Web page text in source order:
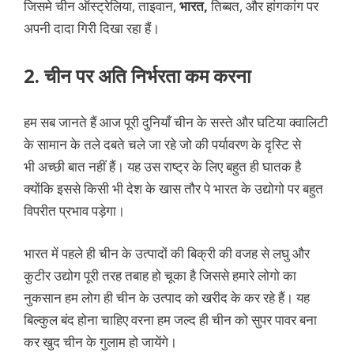
जिसमे चीन ऑस्ट्रेलिया, ताइवान, भारत,तिब्बत, और हांगकांग पर
अपनी दादा गिरी दिखा रहा हैं।
2. चीन पर अति निर्भरता कम करना
हम सब जानते हैं आज पूरी दुनियाँ चीन के सस्ते और घटिया क्वालिटी
के सामान के तले दबते चले जा रहे जो की पर्यावरण के दृस्टि से
भी अच्छी बात नहीं हैं। यह उस राष्ट्र के लिए बहुत ही घातक है
क्योंकि इससे किसी भी देश के खास तौर पे भारत के उद्योगो पर बहुत
विपरीत प्रभाव पड़ेगा।
भारत में पहले ही चीन के उत्पादों की बिक्री की वजह से लघु और
कुटीर उद्योग पूरी तरह तबाह हो चूका है जिससे हमारे लोगो का
नुकसान हम लोग ही चीन के उत्पाद को खरीद के कर रहे हैं। यह
बिल्कुल बंद होना चाहिए वरना हम जल्द ही चीन को सुपर पावर बना
कर खुद चीन के गुलाम हो जायेंगे।